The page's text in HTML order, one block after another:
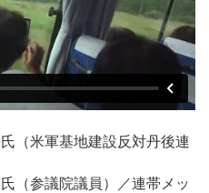
（米軍基地建設反対丹後連
（参議院議員）／連帯メッ